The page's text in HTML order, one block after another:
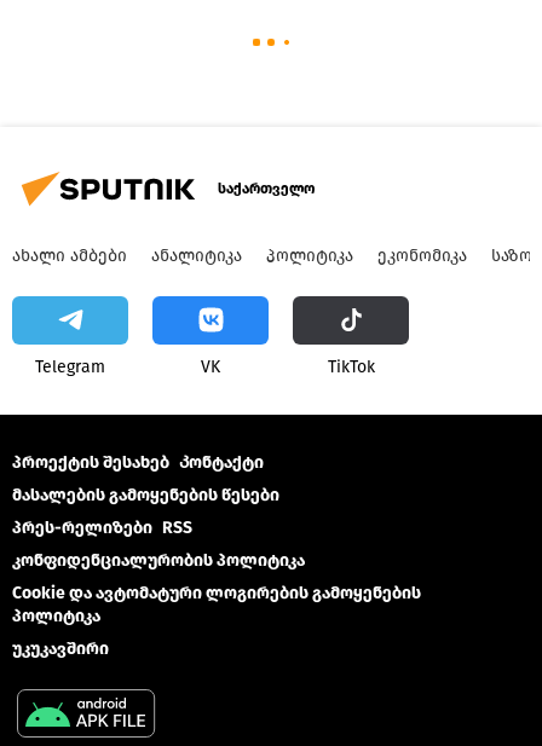
საქართველო
ᲐᲮᲐᲚᲘ ᲐᲛᲑᲔᲑᲘ ᲐᲜᲐᲚᲘᲢᲘᲙᲐ ᲞᲝᲚᲘᲢᲘᲙᲐ ᲔᲙᲝᲜᲝᲛᲘᲙᲐ
Telegram VK ТikТоk
პროექტის შესახებ Კონტაქტი
მასალების გამოყენების წესები
პრეს-რელიზები RSS
კონფიდენციალურობის პოლიტიკა
Cookie და ავტომატური ლოგირების გამოყენების
პოლიტიკა
უკუკავშირი